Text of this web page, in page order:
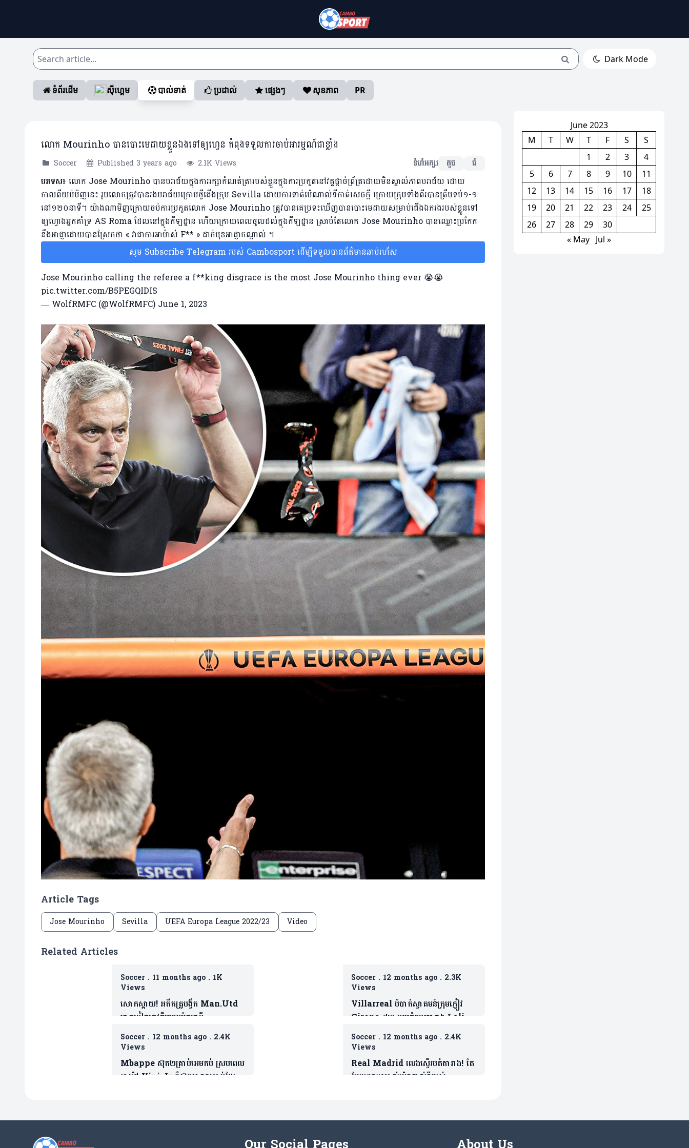
Dark Mode
ទំព័រដើម ស៊ីហ្គេម បាល់ទាត់ ប្រដាល់ ផ្សេងៗ សុខភាព PR
លោក ​Mourinho បានបោះមេដាយខ្លួនឯងទៅឲ្យហ្វេន កំពុងទទួលការចាប់អារម្មណ៍ជាខ្លាំង
Soccer Published 3 years ago 2.1K Views ទំហំអក្សរ តូច ធំ
បរទេស៖ លោក Jose Mourinho បានបរាជ័យក្នុងការរក្សាកំណត់ត្រារបស់ខ្លួនក្នុងការប្រកួតនៅវគ្គផ្តាច់ព្រ័ត្រដោយមិនស្គាល់ភាពបរាជ័យ ដោយ
កាលពីយប់មិញនេះ រូបលោកត្រូវបានរងបរាជ័យក្រោមថ្វីជើងក្រុម Sevilla ដោយការទាត់ប៉េណាល់ទីកាត់សេចក្តី ក្រោយក្រុមទាំងពីរបានត្រឹមទប់១-១
នៅ១២០នាទី។ យ៉ាងណាមិញក្រោយចប់ការប្រកួតលោក Jose Mourinho ត្រូវបានគេប្រទះឃើញបានបោះមេដាយសម្រាប់ជើងឯករងរបស់ខ្លួនទៅ
ឲ្យហ្វោងអ្នកគាំទ្រ AS Roma ដែលនៅក្នុងកីឡដ្ឋាន ហើយក្រោយពេលចូលដល់ក្នុងកីឡដ្ឋាន ស្រាប់តែលោក Jose Mourinho បានឈ្លោះប្រកែក
នឹងអាជ្ញាដោយបានស្រែកថា « វាជាការអាម៉ាស់ F** » ដាក់មុខអាជ្ញាកណ្តាល់ ។
សូម Subscribe Telegram របស់ Cambosport ដើម្បីទទួលបានព័ត៌មានឆាប់រហ័ស
Jose Mourinho calling the referee a f**king disgrace is the most Jose Mourinho thing ever 😭😭
pic.twitter.com/B5PEGQIDIS
— WolfRMFC (@WolfRMFC) June 1, 2023
Article Tags
Jose Mourinho Sevilla UEFA Europa League 2022/23 Video
Related Articles
Soccer. 11 months ago. 1K
Views
សោកស្តាយ! អតីតគ្រូបង្វឹក Man.Utd
ម្នាកទៀតត្រូវក្លឹបបញ្ចប់តួនាទី
(មាន២វីដេអូ)
Soccer. 12 months ago. 2.3K
Views
Villarreal បំបាក់ស្វាគមន៍ក្រុមភ្ញៀវ
Girona ៥:០ ឈរកំពូលតារាង Laliga
បណ្តោះអាសន្ន (មានវីដេអូ)
Soccer. 12 months ago. 2.4K
Views
Mbappe ស៊ុត២គ្រាប់អេមកប់ ស្របពេល
អាម៉ៅ Vini Jr ក៏ស៊ុតបាន១គ្រាប់ដែរ
Soccer. 12 months ago. 2.4K
Views
Real Madrid លេងស្ទើរបត់តារាង! តែ
បែរមកឈ្នះបាល់ប៉េណាល់ទីរបស់
June 2023
M
T W T F S
S
1
2 3
4
5
6 7 8 9 10
11
12
13 14 15 16 17
18
19
20 21 22 23 24
25
26
27 28 29
30
« May Jul »